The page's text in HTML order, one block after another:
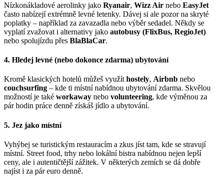
Nízkonákladové aerolinky jako Ryanair, Wizz Air nebo EasyJet
často nabízejí extrémně levné letenky. Dávej si ale pozor na skryté
poplatky – například za zavazadla nebo výběr sedadel. Někdy se
vyplatí zvažovat i alternativy jako autobusy (FlixBus, RegioJet)
nebo spolujízdu přes BlaBlaCar.
4. Hledej levné (nebo dokonce zdarma) ubytování
Kromě klasických hotelů můžeš využít hostely, Airbnb nebo
couchsurfing – kde ti místní nabídnou ubytování zdarma. Skvělou
možností je také workaway nebo volunteering, kde výměnou za
pár hodin práce denně získáš jídlo a ubytování.
5. Jez jako místní
Vyhýbej se turistickým restauracím a zkus jíst tam, kde se stravují
místní. Street food, trhy nebo lokální bistra nabídnou nejen lepší
ceny, ale i autentičtější zážitek. V některých zemích se dá dobře
najíst i za pár euro denně.